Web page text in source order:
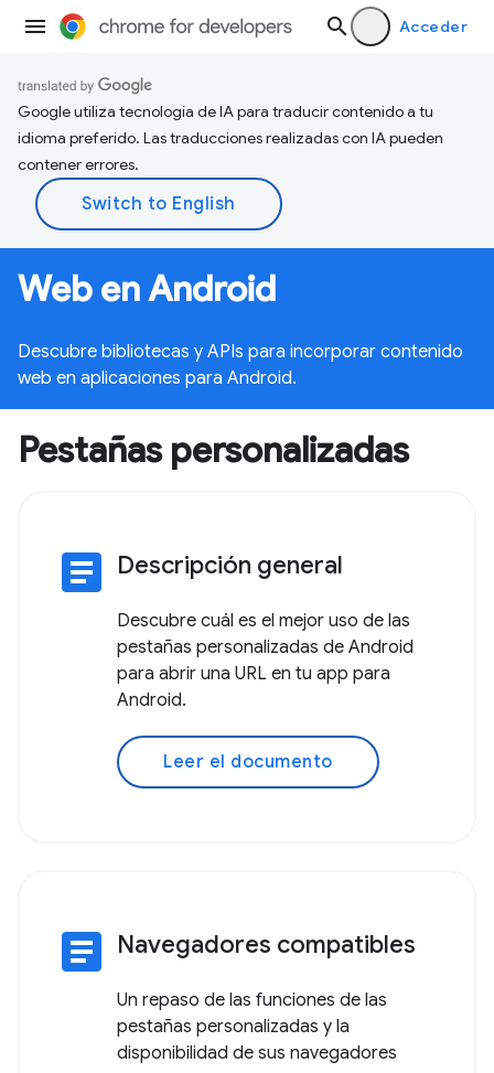
Acceder
Google utiliza tecnología de IA para traducir contenido a tu
idioma preferido. Las traducciones realizadas con IA pueden
contener errores.
Web en Android
Descubre bibliotecas y APIs para incorporar contenido
web en aplicaciones para Android.
Pestañas personalizadas
article Descripción general
Descubre cuál es el mejor uso de las
pestañas personalizadas de Android
para abrir una URL en tu app para
Android.
Leer el documento
article Navegadores compatibles
Un repaso de las funciones de las
pestañas personalizadas y la
disponibilidad de sus navegadores